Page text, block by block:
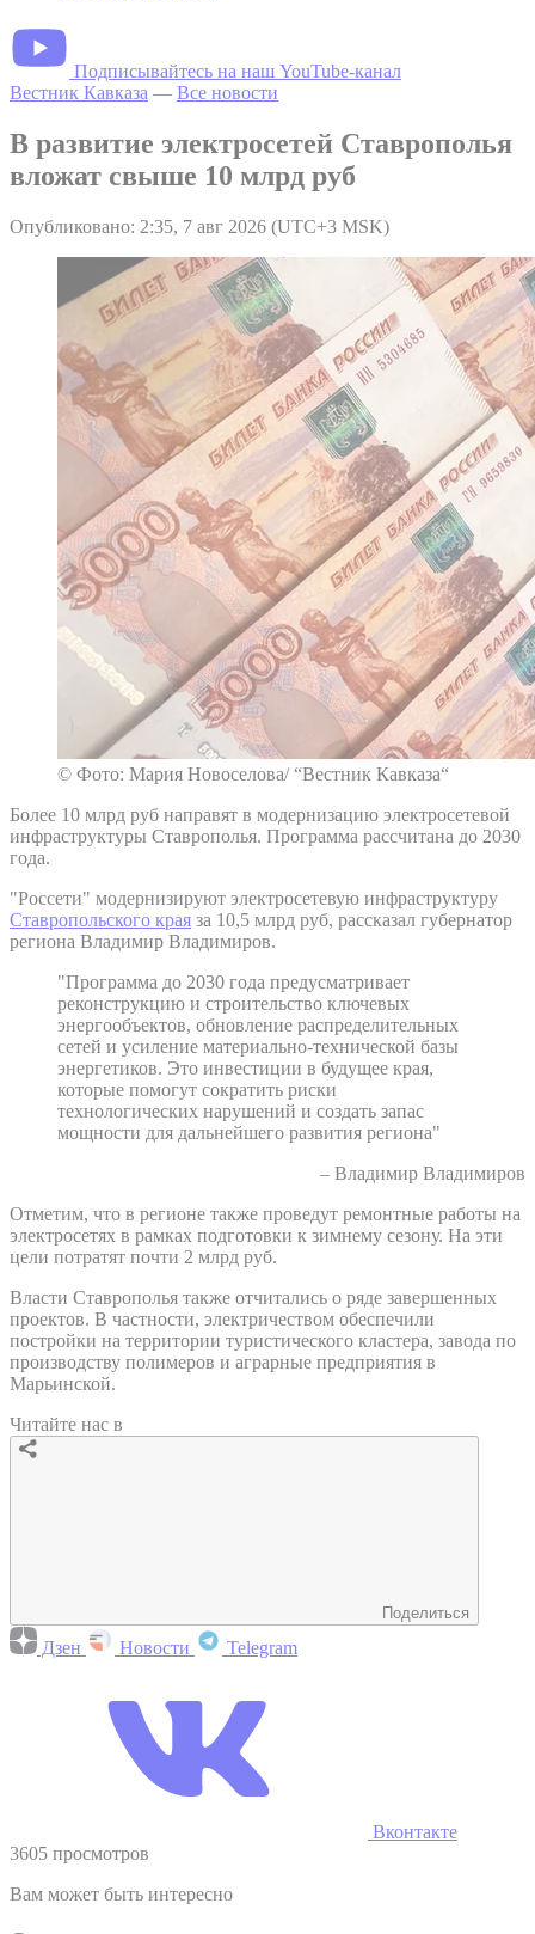
Подписывайтесь на наш YouTube-канал
Вестник Кавказа — Все новости
В развитие электросетей Ставрополья
вложат свыше 10 млрд руб
Опубликовано: 2:35, 7 авг 2026 (UTC+3 MSK)
© Фото: Мария Новоселова/ “Вестник Кавказа“
Более 10 млрд руб направят в модернизацию электросетевой
инфраструктуры Ставрополья. Программа рассчитана до 2030
года.
"Россети" модернизируют электросетевую инфраструктуру
Ставропольского края за 10,5 млрд руб, рассказал губернатор
региона Владимир Владимиров.
"Программа до 2030 года предусматривает
реконструкцию и строительство ключевых
энергообъектов, обновление распределительных
сетей и усиление материально-технической базы
энергетиков. Это инвестиции в будущее края,
которые помогут сократить риски
технологических нарушений и создать запас
мощности для дальнейшего развития региона"
– Владимир Владимиров
Отметим, что в регионе также проведут ремонтные работы на
электросетях в рамках подготовки к зимнему сезону. На эти
цели потратят почти 2 млрд руб.
Власти Ставрополья также отчитались о ряде завершенных
проектов. В частности, электричеством обеспечили
постройки на территории туристического кластера, завода по
производству полимеров и аграрные предприятия в
Марьинской.
Читайте нас в
Поделиться
Дзен Новости Telegram
Вконтакте
3605 просмотров
Вам может быть интересно